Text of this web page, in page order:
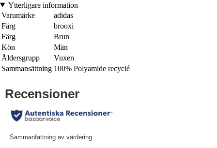
Ytterligare information
Varumärke
adidas
Färg
brooxi
Färg
Brun
Kön
Män
Åldersgrupp
Vuxen
Sammansättning 100% Polyamide recyclé